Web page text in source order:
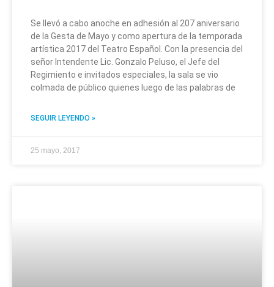
Se llevó a cabo anoche en adhesión al 207 aniversario
de la Gesta de Mayo y como apertura de la temporada
artística 2017 del Teatro Español. Con la presencia del
señor Intendente Lic. Gonzalo Peluso, el Jefe del
Regimiento e invitados especiales, la sala se vio
colmada de público quienes luego de las palabras de
SEGUIR LEYENDO »
25 mayo, 2017